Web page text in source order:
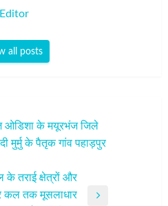
Editor
all posts
ओडिशा के मयूरभंज जिले
मुर्मु के पैतृक गांव पहाड़पुर
के तराई क्षेत्रों और
कल तक मूसलाधार